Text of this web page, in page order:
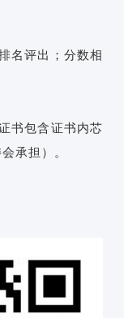
名评出；分数相
书包含证书内芯
承担）。